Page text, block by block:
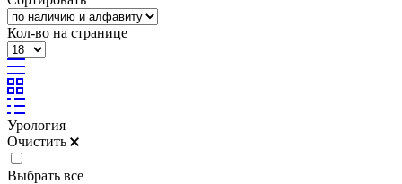
Кол-во на странице
Урология
Очистить
Выбрать все